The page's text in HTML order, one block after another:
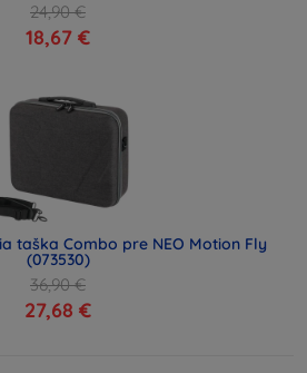
24,90 €
18,67 €
taška Combo pre NEO Motion Fly
(073530)
36,90 €
27,68 €